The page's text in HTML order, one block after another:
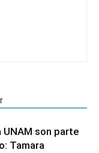
son parte
Tamara